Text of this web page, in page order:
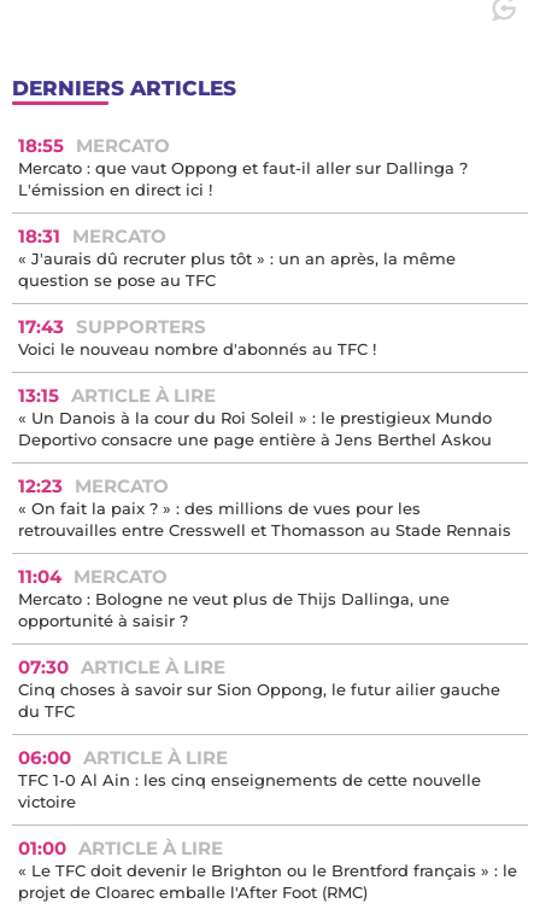
DERNIERS ARTICLES
18:55 MERCATO
Mercato : que vaut Oppong et faut-il aller sur Dallinga ?
L'émission en direct ici !
18:31 MERCATO
« J'aurais dû recruter plus tôt » : un an après, la même
question se pose au TFC
17:43 SUPPORTERS
Voici le nouveau nombre d'abonnés au TFC !
13:15 ARTICLE À LIRE
« Un Danois à la cour du Roi Soleil » : le prestigieux Mundo
Deportivo consacre une page entière à Jens Berthel Askou
12:23 MERCATO
« On fait la paix ? » : des millions de vues pour les
retrouvailles entre Cresswell et Thomasson au Stade Rennais
11:04 MERCATO
Mercato : Bologne ne veut plus de Thijs Dallinga, une
opportunité à saisir ?
07:30 ARTICLE À LIRE
Cinq choses à savoir sur Sion Oppong, le futur ailier gauche
du TFC
06:00 ARTICLE À LIRE
TFC 1-0 Al Ain : les cinq enseignements de cette nouvelle
victoire
01:00 ARTICLE À LIRE
« Le TFC doit devenir le Brighton ou le Brentford français » : le
projet de Cloarec emballe l'After Foot (RMC)